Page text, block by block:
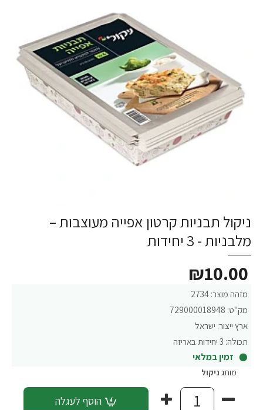
ניקול תבניות קרטון אפייה מעוצבות –
מלבניות - 3 יחידות
מזהה מוצר: 2734
מק"ט: 729000018948
ארץ ייצור: ישראל
תכולה: 3 יחידות באריזה
זמין במלאי
₪10.00
מותג ניקול
הוסף לעגלה